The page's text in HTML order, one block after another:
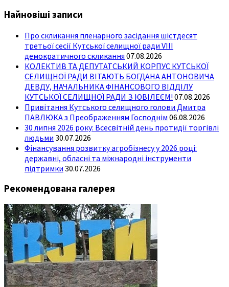
Найновіші записи
Про скликання пленарного засідання шістдесят
третьої сесії Кутської селищної ради VIII
демократичного скликання 07.08.2026
КОЛЕКТИВ ТА ДЕПУТАТСЬКИЙ КОРПУС КУТСЬКОЇ
СЕЛИЩНОЇ РАДИ ВІТАЮТЬ БОГДАНА АНТОНОВИЧА
ДЕВДУ, НАЧАЛЬНИКА ФІНАНСОВОГО ВІДДІЛУ
КУТСЬКОЇ СЕЛИЩНОЇ РАДИ З ЮВІЛЕЄМ! 07.08.2026
Привітання Кутського селищного голови Дмитра
ПАВЛЮКА з Преображенням Господнім 06.08.2026
30 липня 2026 року: Всесвітній день протидії торгівлі
людьми 30.07.2026
Фінансування розвитку агробізнесу у 2026 році:
державні, обласні та міжнародні інструменти
підтримки 30.07.2026
Рекомендована галерея